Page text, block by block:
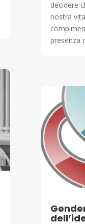
decidere
nostra
presenza